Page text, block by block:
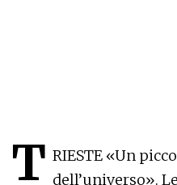
T RIESTE «Un
dell’universo».